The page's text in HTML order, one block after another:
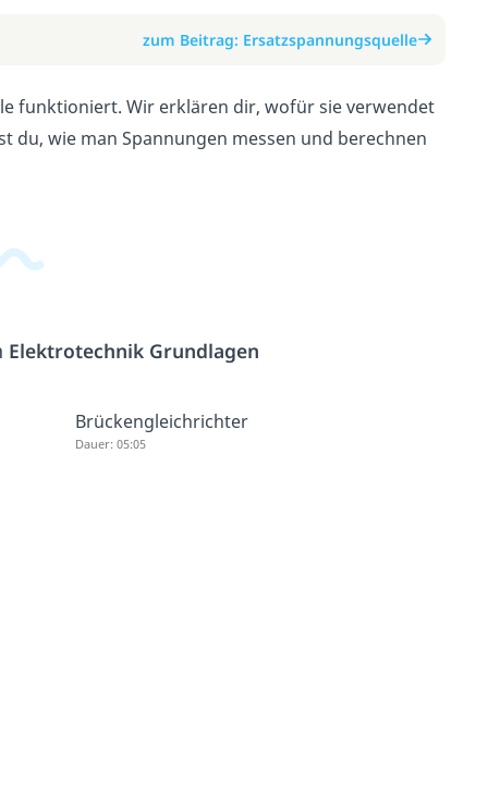
zum Beitrag: Ersatzspannungsquelle
funktioniert. Wir erklären dir, wofür sie verwendet
du, wie man Spannungen messen und berechnen
Elektrotechnik Grundlagen
Brückengleichrichter
Dauer: 05:05